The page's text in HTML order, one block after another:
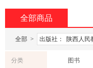
全部商品
全部 > 出版社： 陕西人民
分类 图书
加